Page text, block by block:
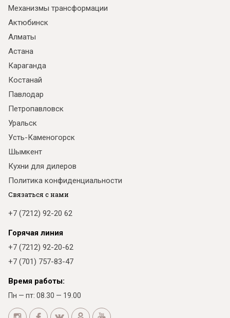
Механизмы трансформации
Актюбинск
Алматы
Астана
Караганда
Костанай
Павлодар
Петропавловск
Уральск
Усть-Каменогорск
Шымкент
Кухни для дилеров
Политика конфиденциальности
Связаться с нами
+7 (7212) 92-20 62
Горячая линия
+7 (7212) 92-20-62
+7 (701) 757-83-47
Время работы:
Пн — пт: 08.30 — 19.00